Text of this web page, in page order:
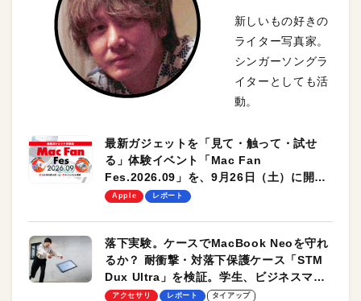
新しいもの好きの
ライター写真家。
シンガーソングラ
イターとしても活
動。
最新ガジェットを「見て・触って・試せ
る」体験イベント「Mac Fan
Fes.2026.09」を、9月26日（土）に開催
します！
Apple レポート
落下実験。ケースでMacBook Neoを守れ
るか？ 耐衝撃・対落下保護ケース「STM
Dux Ultra」を検証。学生、ビジネスマン
のモバイルユースに最適！
アクセサリ レポート タイアップ